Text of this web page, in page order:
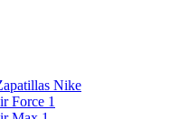
Nike
Force 1